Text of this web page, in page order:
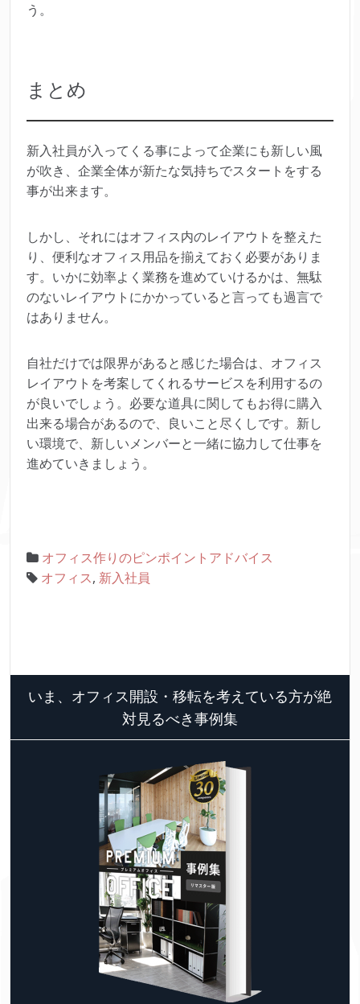
う。
まとめ
新入社員が入ってくる事によって企業にも新しい風
が吹き、企業全体が新たな気持ちでスタートをする
事が出来ます。
しかし、それにはオフィス内のレイアウトを整えた
り、便利なオフィス用品を揃えておく必要がありま
す。いかに効率よく業務を進めていけるかは、無駄
のないレイアウトにかかっていると言っても過言で
はありません。
自社だけでは限界があると感じた場合は、オフィス
レイアウトを考案してくれるサービスを利用するの
が良いでしょう。必要な道具に関してもお得に購入
出来る場合があるので、良いこと尽くしです。新し
い環境で、新しいメンバーと一緒に協力して仕事を
進めていきましょう。
オフィス作りのピンポイントアドバイス
オフィス, 新入社員
いま、オフィス開設・移転を考えている方が絶
対見るべき事例集